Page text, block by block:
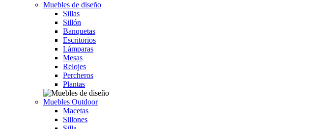
Muebles de diseño
Sillas
Sillón
Banquetas
Escritorios
Lámparas
Mesas
Relojes
Percheros
Plantas
Muebles Outdoor
Macetas
Sillones